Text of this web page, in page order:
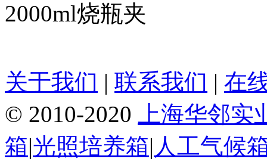
2000ml烧瓶夹
关于我们 | 联系我们 | 在
© 2010-2020
上海华邻
箱|光照培养箱| 人工气候